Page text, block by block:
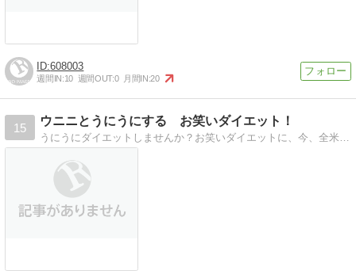
608003
週間IN:10 週間OUT:0 月間IN:20
15
ウニニとうにうにする お笑いダイエット！
うにうにダイエットしませんか？お笑いダイエットに、今、全米が注目！